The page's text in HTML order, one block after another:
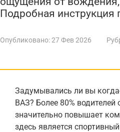
Подробная инструкция
Опубликовано:27 Фев 2026
Задумывались ли вы
ВАЗ? Более 80%
значительно повышает
здесь является